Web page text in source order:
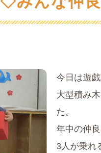
今日は遊
大型積み
た。
年中の仲
3人が乗れ